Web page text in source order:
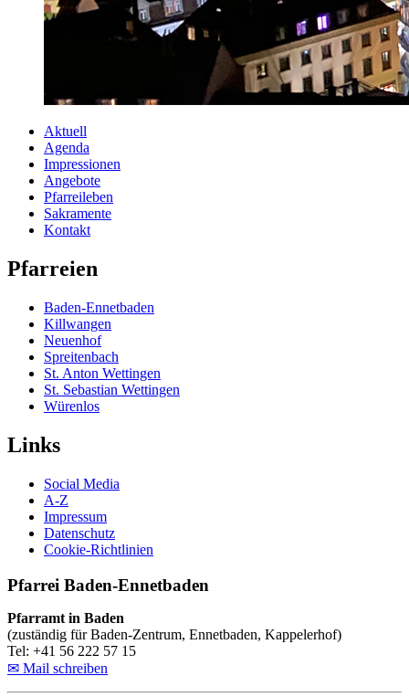
Aktuell
Agenda
Impressionen
Angebote
Pfarreileben
Sakramente
Kontakt
Pfarreien
Baden-Ennetbaden
Killwangen
Neuenhof
Spreitenbach
St. Anton Wettingen
St. Sebastian Wettingen
Würenlos
Links
Social Media
A-Z
Impressum
Datenschutz
Cookie-Richtlinien
Pfarrei Baden-Ennetbaden
Pfarramt in Baden
(zuständig für Baden-Zentrum, Ennetbaden, Kappelerhof)
Tel: +41 56 222 57 15
✉ Mail schreiben